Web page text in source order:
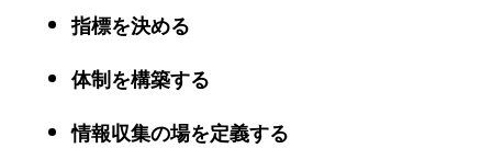
指標を決める
体制を構築する
情報収集の場を定義する